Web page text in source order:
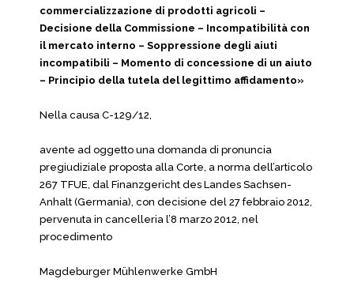
commercializzazione di prodotti agricoli –
Decisione della Commissione – Incompatibilità con
il mercato interno – Soppressione degli aiuti
incompatibili – Momento di concessione di un aiuto
– Principio della tutela del legittimo affidamento»
Nella causa C-129/12,
avente ad oggetto una domanda di pronuncia
pregiudiziale proposta alla Corte, a norma dell’articolo
267 TFUE, dal Finanzgericht des Landes Sachsen-
Anhalt (Germania), con decisione del 27 febbraio 2012,
pervenuta in cancelleria l’8 marzo 2012, nel
procedimento
Magdeburger Mühlenwerke GmbH